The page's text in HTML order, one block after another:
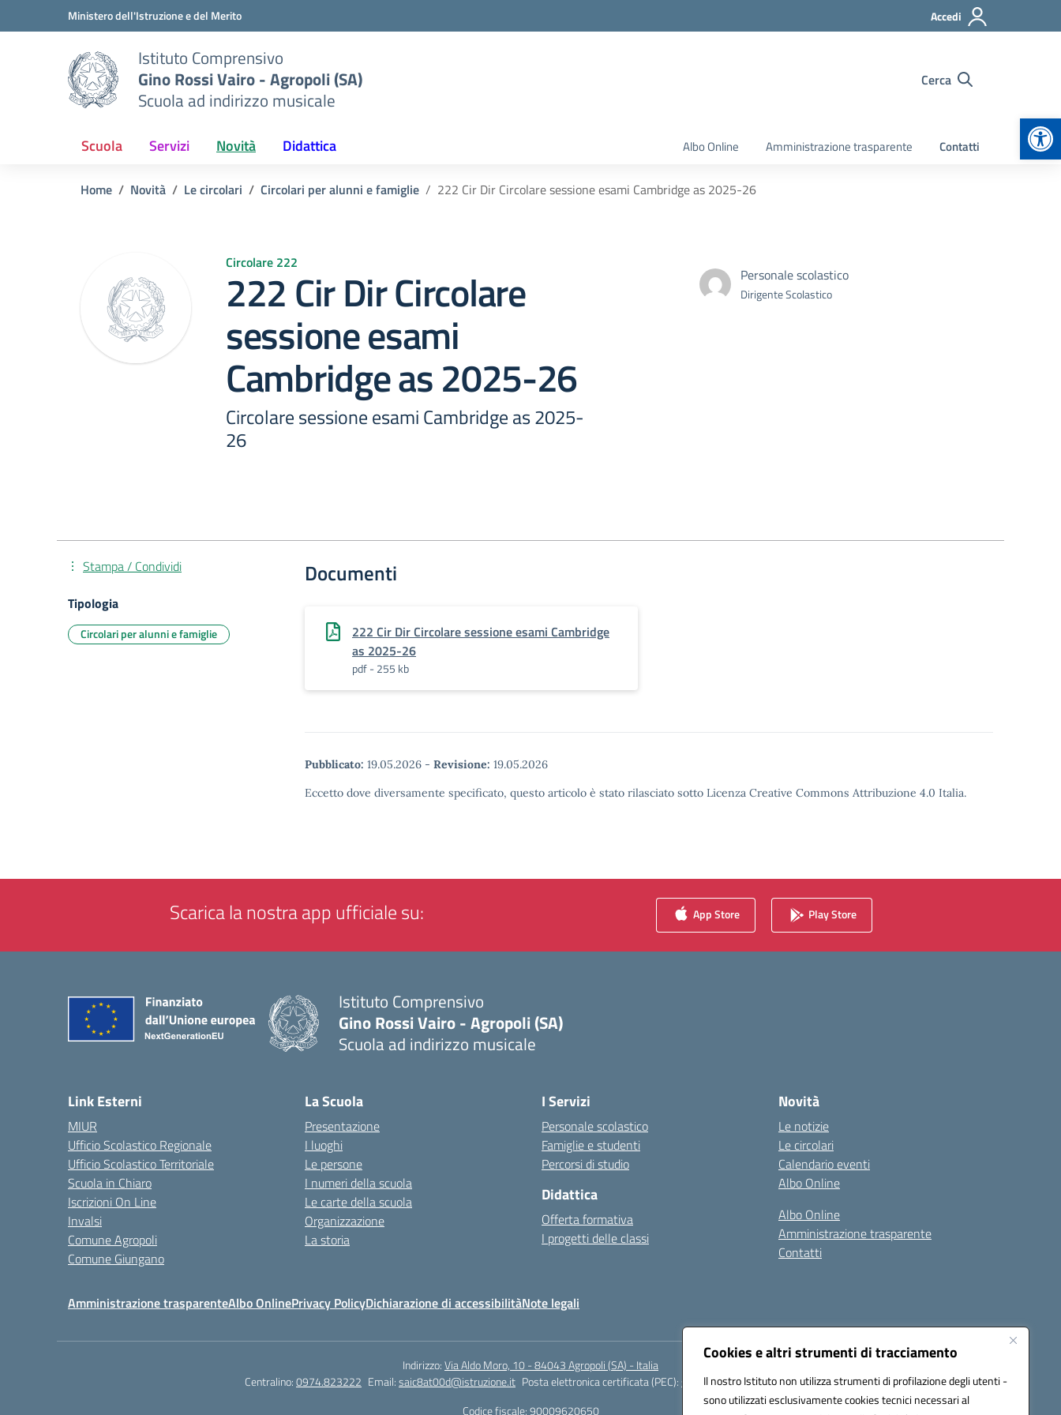
Cookies e altri strumenti di tracciamento
Il nostro Istituto non utilizza strumenti di profilazione degli utenti -
sono utilizzati esclusivamente cookies tecnici necessari al
Vai ai contenuti
Vai al menu di navigazioneMinistero dell'Istruzione e del Merito Accedi
Istituto Comprensivo
Gino Rossi Vairo - Agropoli (SA)
Scuola ad indirizzo musicale
Cerca
Scuola Servizi Novità Didattica Albo Online Amministrazione trasparente Contatti
Home Novità Le circolari Circolari per alunni e famiglie 222 Cir Dir Circolare sessione esami Cambridge as 2025-26
Circolare 222
222 Cir Dir Circolare
sessione esami
Cambridge as 2025-26
Circolare sessione esami Cambridge as 2025-
26
Personale scolastico
Dirigente Scolastico
Documenti
222 Cir Dir Circolare sessione esami Cambridge
as 2025-26
pdf - 255 kb
Pubblicato: 19.05.2026 - Revisione: 19.05.2026
Eccetto dove diversamente specificato, questo articolo è stato rilasciato sotto Licenza Creative Commons Attribuzione 4.0 Italia.
Stampa / Condividi
Tipologia
Circolari per alunni e famiglie
Scarica la nostra app ufficiale su: App Store Play Store
Istituto Comprensivo
Gino Rossi Vairo - Agropoli (SA)
Scuola ad indirizzo musicale
Link Esterni
MIUR
Ufficio Scolastico Regionale
Ufficio Scolastico Territoriale
Scuola in Chiaro
Iscrizioni On Line
Invalsi
Comune Agropoli
Comune Giungano
La Scuola
Presentazione
I luoghi
Le persone
I numeri della scuola
Le carte della scuola
Organizzazione
La storia
I Servizi
Personale scolastico
Famiglie e studenti
Percorsi di studio
Didattica
Offerta formativa
I progetti delle classi
Novità
Le notizie
Le circolari
Calendario eventi
Albo Online
Albo Online
Amministrazione trasparente
Contatti
Amministrazione trasparenteAlbo OnlinePrivacy PolicyDichiarazione di accessibilitàNote legali
Indirizzo:Via Aldo Moro, 10 - 84043 Agropoli (SA) - Italia
Centralino:0974.823222 Email:saic8at00d@istruzione.it Posta elettronica certificata (PEC):saic8at00d@pec.istruzione.it
Codice fiscale: 90009620650